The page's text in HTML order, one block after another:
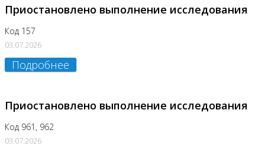
Приостановлено выполнение исследования
Код 157
03.07.2026
Подробнее
Приостановлено выполнение исследования
Код 961, 962
03.07.2026